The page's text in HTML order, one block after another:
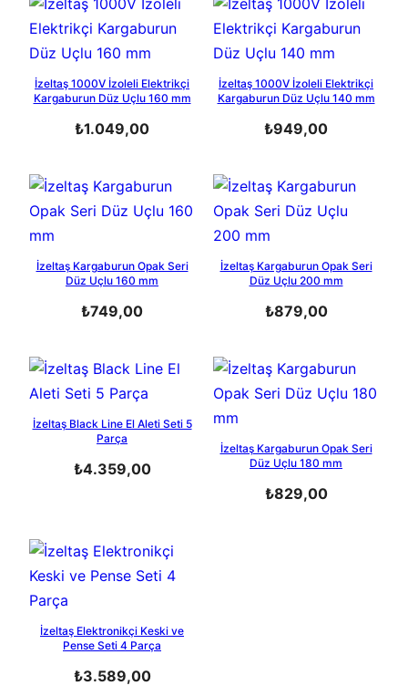
İzeltaş 1000V İzoleli Elektrikçi
Kargaburun Düz Uçlu 160 mm
₺1.049,00
İzeltaş 1000V İzoleli Elektrikçi
Kargaburun Düz Uçlu 140 mm
₺949,00
İzeltaş Kargaburun Opak Seri
Düz Uçlu 160 mm
₺749,00
İzeltaş Kargaburun Opak Seri
Düz Uçlu 200 mm
₺879,00
İzeltaş Black Line El Aleti Seti 5
Parça
₺4.359,00
İzeltaş Kargaburun Opak Seri
Düz Uçlu 180 mm
₺829,00
İzeltaş Elektronikçi Keski ve
Pense Seti 4 Parça
₺3.589,00